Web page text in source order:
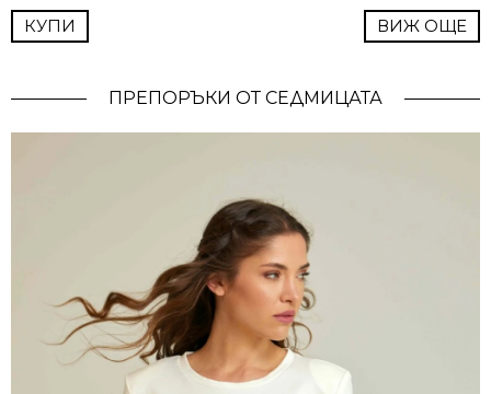
КУПИ ВИЖ ОЩЕ
ПРЕПОРЪКИ ОТ СЕДМИЦАТА